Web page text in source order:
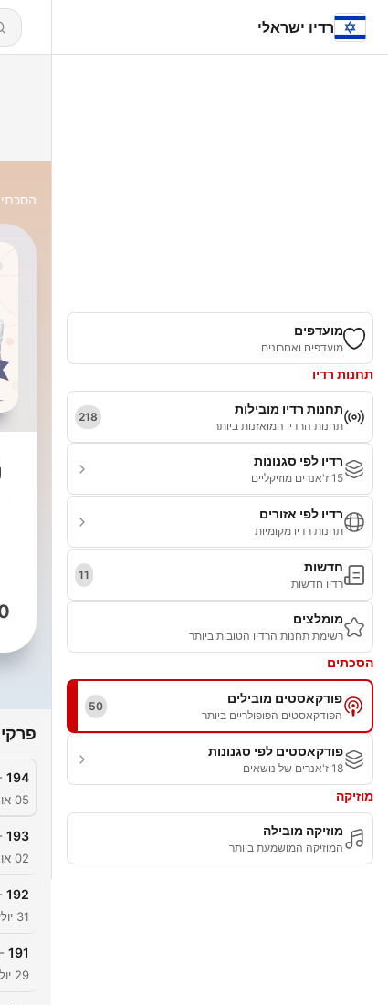
רדיו ישראלי
מועדפים
מועדפים ואחרונים
תחנות רדיו
תחנות רדיו מובילות
תחנות הרדיו המואזנות ביותר
218
רדיו לפי סגנונות
15 ז'אנרים מוזיקליים
רדיו לפי אזורים
תחנות רדיו מקומיות
חדשות
רדיו חדשות
11
מומלצים
רשימת תחנות הרדיו הטובות ביותר
הסכתים
פודקאסטים מובילים
הפודקאסטים הפופולריים ביותר
50
פודקאסטים לפי סגנונות
18 ז'אנרים של נושאים
מוזיקה
מוזיקה מובילה
המוזיקה המושמעת ביותר
194
05 אוג' 2026
193
02 אוג' 2026
192
31 יולי 2026
191
-
29 יולי 2026